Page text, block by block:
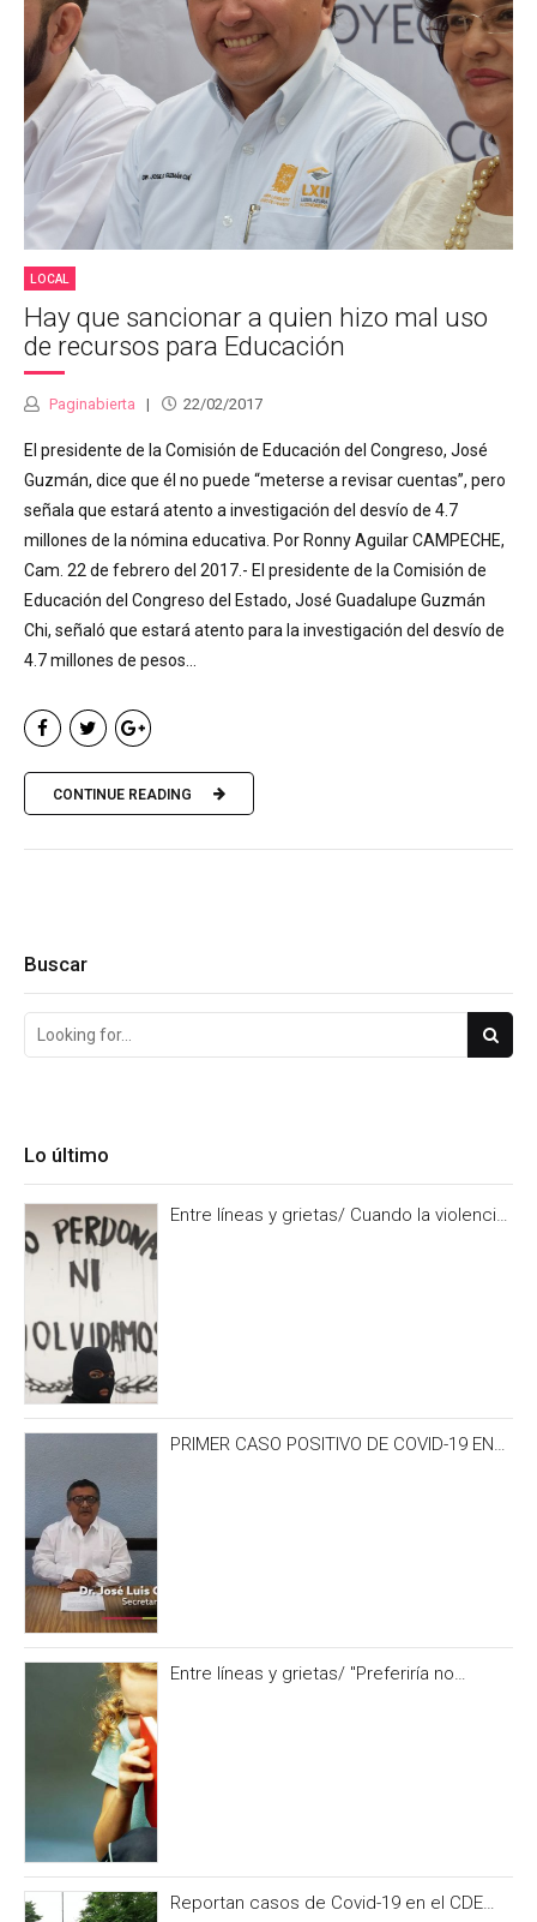
LOCAL
Hay que sancionar a quien hizo mal uso
de recursos para Educación
Paginabierta 22/02/2017
El presidente de la Comisión de Educación del Congreso, José
Guzmán, dice que él no puede “meterse a revisar cuentas”, pero
señala que estará atento a investigación del desvío de 4.7
millones de la nómina educativa. Por Ronny Aguilar CAMPECHE,
Cam. 22 de febrero del 2017.- El presidente de la Comisión de
Educación del Congreso del Estado, José Guadalupe Guzmán
Chi, señaló que estará atento para la investigación del desvío de
4.7 millones de pesos...
CONTINUE READING
Buscar
Lo último
Entre líneas y grietas/ Cuando la violencia
PRIMER CASO POSITIVO DE COVID-19 EN
Entre líneas y grietas/ "Preferiría no
Reportan casos de Covid-19 en el CDE